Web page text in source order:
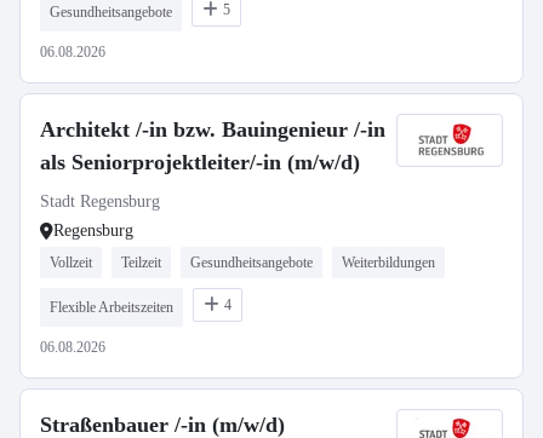
Gesundheitsangebote 5
06.08.2026
Architekt /-in bzw. Bauingenieur /-in
als Seniorprojektleiter/-in (m/w/d)
Stadt Regensburg
Regensburg
Vollzeit Teilzeit Gesundheitsangebote Weiterbildungen
Flexible Arbeitszeiten 4
06.08.2026
Straßenbauer /-in (m/w/d)